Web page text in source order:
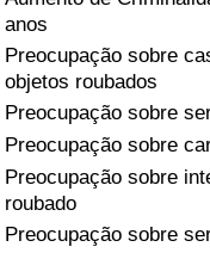
anos
Preocupação sobre
objetos roubados
Preocupação sobre
Preocupação sobre
Preocupação sobre
roubado
Preocupação sobre
Índice de
Saúde
Indicador de Saúde
Indicador de Saúde